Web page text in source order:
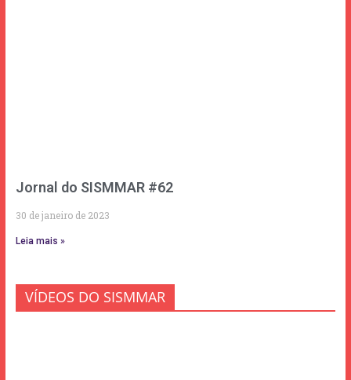
Jornal do SISMMAR #62
30 de janeiro de 2023
Leia mais »
VÍDEOS DO SISMMAR